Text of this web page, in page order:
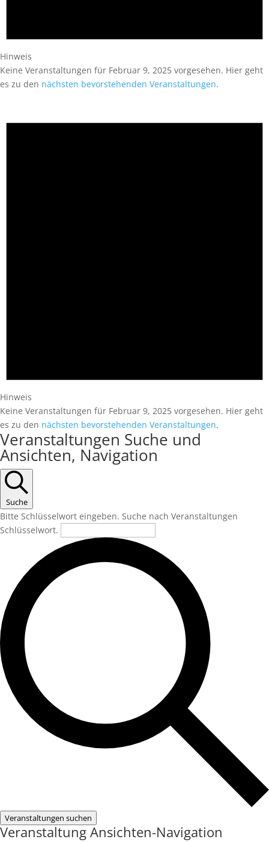
Hinweis
Keine Veranstaltungen für Februar 9, 2025 vorgesehen. Hier geht
es zu den nächsten bevorstehenden Veranstaltungen.
Hinweis
Keine Veranstaltungen für Februar 9, 2025 vorgesehen. Hier geht
es zu den nächsten bevorstehenden Veranstaltungen.
Veranstaltungen Suche und
Ansichten, Navigation
Suche
Bitte Schlüsselwort eingeben. Suche nach Veranstaltungen
Schlüsselwort.
Veranstaltungen suchen
Veranstaltung Ansichten-Navigation